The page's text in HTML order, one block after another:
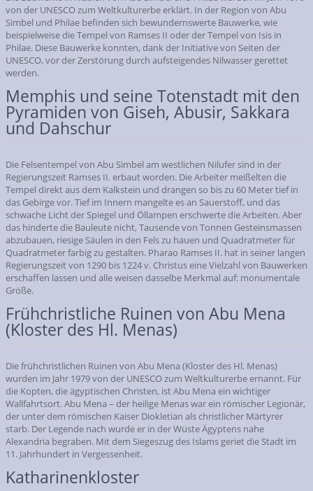
von der UNESCO zum Weltkulturerbe erklärt. In der Region von Abu
Simbel und Philae befinden sich bewundernswerte Bauwerke, wie
beispielweise die Tempel von Ramses II oder der Tempel von Isis in
Philae. Diese Bauwerke konnten, dank der Initiative von Seiten der
UNESCO, vor der Zerstörung durch aufsteigendes Nilwasser gerettet
werden.
Memphis und seine Totenstadt mit den
Pyramiden von Giseh, Abusir, Sakkara
und Dahschur
Die Felsentempel von Abu Simbel am westlichen Nilufer sind in der
Regierungszeit Ramses II. erbaut worden. Die Arbeiter meißelten die
Tempel direkt aus dem Kalkstein und drangen so bis zu 60 Meter tief in
das Gebirge vor. Tief im Innern mangelte es an Sauerstoff, und das
schwache Licht der Spiegel und Öllampen erschwerte die Arbeiten. Aber
das hinderte die Bauleute nicht, Tausende von Tonnen Gesteinsmassen
abzubauen, riesige Säulen in den Fels zu hauen und Quadratmeter für
Quadratmeter farbig zu gestalten. Pharao Ramses II. hat in seiner langen
Regierungszeit von 1290 bis 1224 v. Christus eine Vielzahl von Bauwerken
erschaffen lassen und alle weisen dasselbe Merkmal auf: monumentale
Größe.
Frühchristliche Ruinen von Abu Mena
(Kloster des Hl. Menas)
Die frühchristlichen Ruinen von Abu Mena (Kloster des Hl. Menas)
wurden im Jahr 1979 von der UNESCO zum Weltkulturerbe ernannt. Für
die Kopten, die ägyptischen Christen, ist Abu Mena ein wichtiger
Wallfahrtsort. Abu Mena – der heilige Menas war ein römischer Legionär,
der unter dem römischen Kaiser Diokletian als christlicher Märtyrer
starb. Der Legende nach wurde er in der Wüste Ägyptens nahe
Alexandria begraben. Mit dem Siegeszug des Islams geriet die Stadt im
11. Jahrhundert in Vergessenheit.
Katharinenkloster